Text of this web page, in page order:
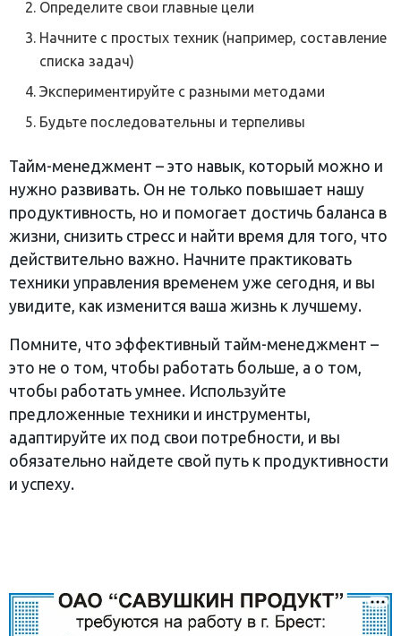
Определите свои главные цели
Начните с простых техник (например, составление
списка задач)
Экспериментируйте с разными методами
Будьте последовательны и терпеливы
Тайм-менеджмент – это навык, который можно и
нужно развивать. Он не только повышает нашу
продуктивность, но и помогает достичь баланса в
жизни, снизить стресс и найти время для того, что
действительно важно. Начните практиковать
техники управления временем уже сегодня, и вы
увидите, как изменится ваша жизнь к лучшему.
Помните, что эффективный тайм-менеджмент –
это не о том, чтобы работать больше, а о том,
чтобы работать умнее. Используйте
предложенные техники и инструменты,
адаптируйте их под свои потребности, и вы
обязательно найдете свой путь к продуктивности
и успеху.